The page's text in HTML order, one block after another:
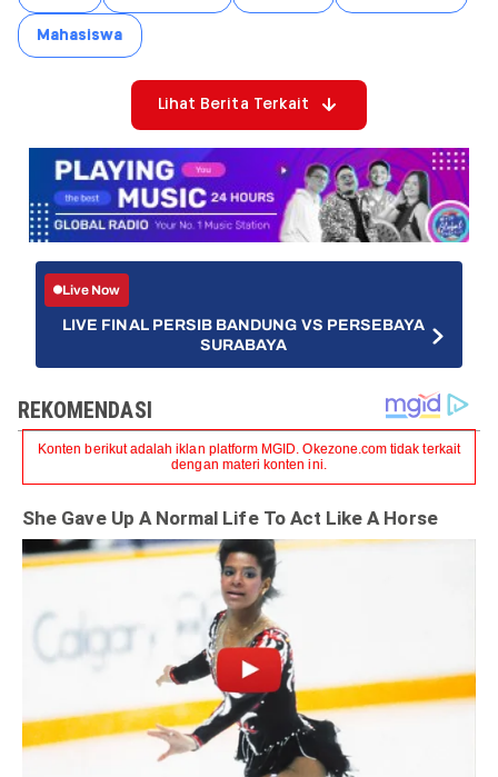
Mahasiswa
Lihat Berita Terkait
Live Now
LIVE FINAL PERSIB BANDUNG VS PERSEBAYA
SURABAYA